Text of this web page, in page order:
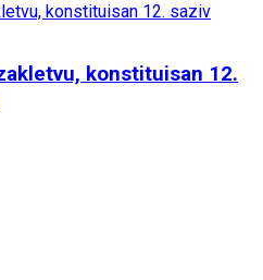
konstituisan 12.